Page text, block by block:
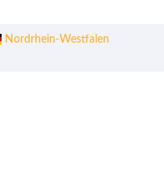
Nordrhein-Westfalen